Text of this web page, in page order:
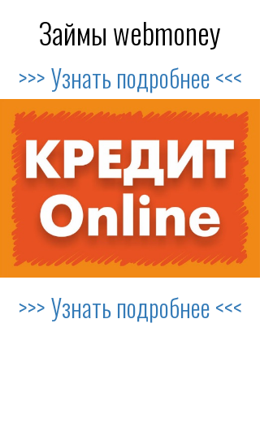
Займы webmoney
>>> Узнать подробнее <<<
>>> Узнать подробнее <<<